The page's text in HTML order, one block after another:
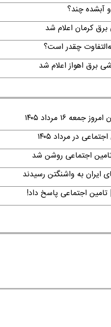
چقدر است؟
۱۶ مرداد ۱۴۰۵
در مرداد ۱۴۰۵
اجتماعی روشن شد
به واشنگتن رسیدند
اجتماعی پاسخ داد!